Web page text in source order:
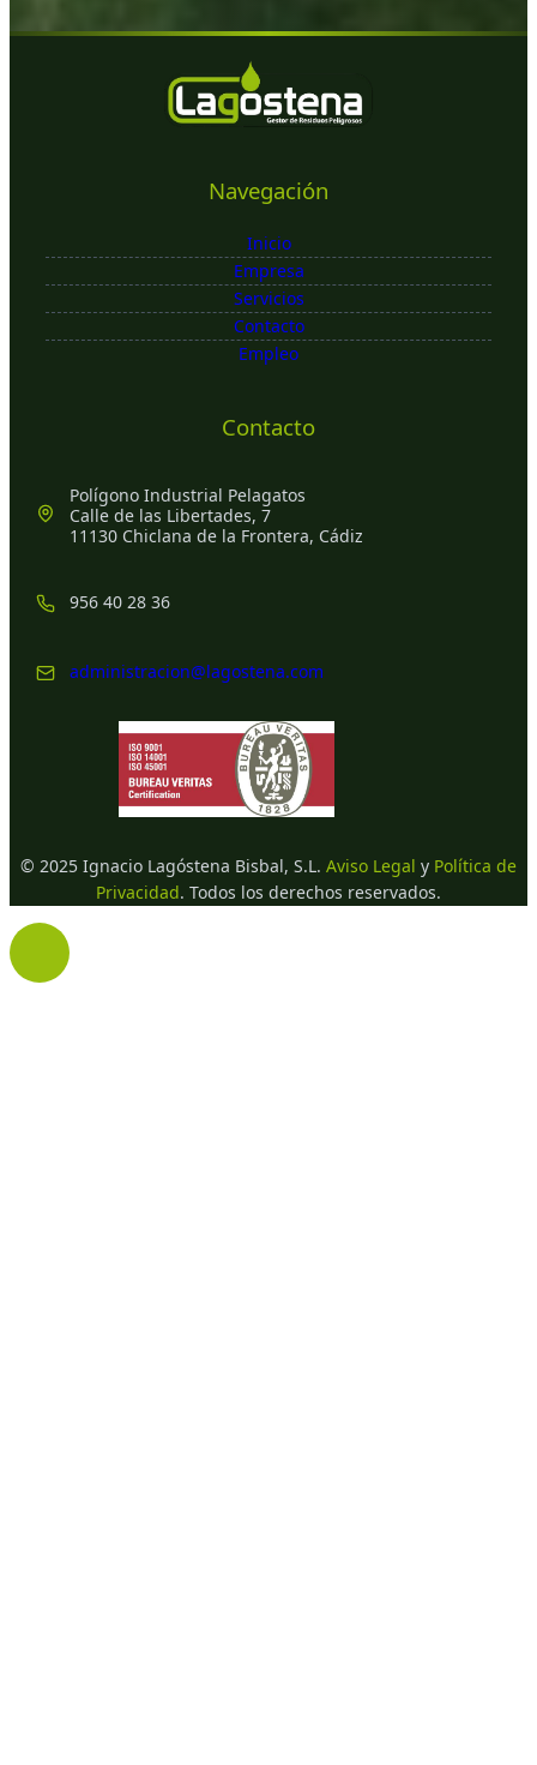
Navegación
Inicio
Empresa
Servicios
Contacto
Empleo
Contacto
Polígono Industrial Pelagatos
Calle de las Libertades, 7
11130 Chiclana de la Frontera, Cádiz
956 40 28 36
administracion@lagostena.com
© 2025 Ignacio Lagóstena Bisbal, S.L. Aviso Legal y Política de
Privacidad. Todos los derechos reservados.